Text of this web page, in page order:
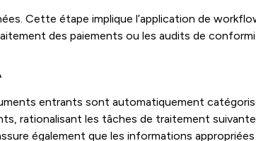
Cette étape implique l’application de
des paiements ou les audits de
entrants sont automatiquement
rationalisant les tâches de traitement
également que les informations